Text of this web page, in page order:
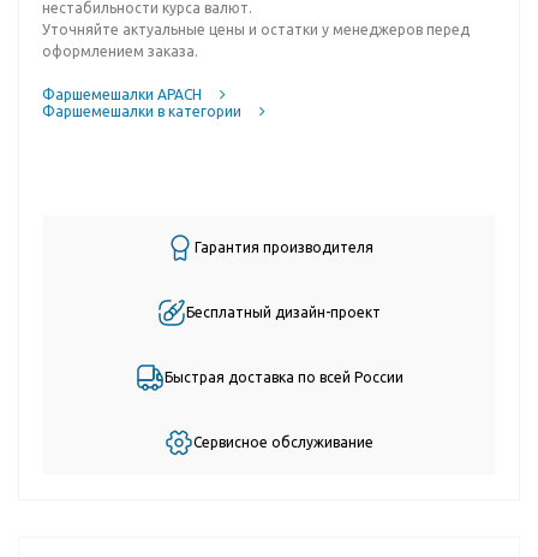
нестабильности курса валют.
Уточняйте актуальные цены и остатки у менеджеров перед
оформлением заказа.
Фаршемешалки APACH
Фаршемешалки в категории
Гарантия производителя
Бесплатный дизайн-проект
Быстрая доставка по всей России
Сервисное обслуживание